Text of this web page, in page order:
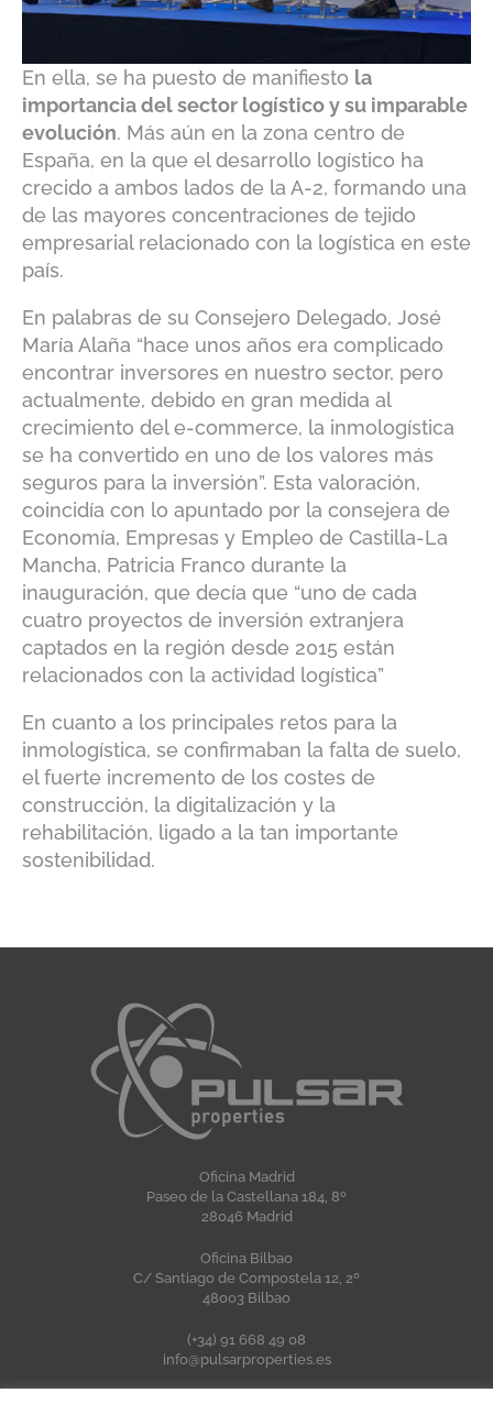
En ella, se ha puesto de manifiesto la
importancia del sector logístico y su imparable
evolución. Más aún en la zona centro de
España, en la que el desarrollo logístico ha
crecido a ambos lados de la A-2, formando una
de las mayores concentraciones de tejido
empresarial relacionado con la logística en este
país.
En palabras de su Consejero Delegado, José
María Alaña “hace unos años era complicado
encontrar inversores en nuestro sector, pero
actualmente, debido en gran medida al
crecimiento del e-commerce, la inmologística
se ha convertido en uno de los valores más
seguros para la inversión”. Esta valoración,
coincidía con lo apuntado por la consejera de
Economía, Empresas y Empleo de Castilla-La
Mancha, Patricia Franco durante la
inauguración, que decía que “uno de cada
cuatro proyectos de inversión extranjera
captados en la región desde 2015 están
relacionados con la actividad logística”
En cuanto a los principales retos para la
inmologística, se confirmaban la falta de suelo,
el fuerte incremento de los costes de
construcción, la digitalización y la
rehabilitación, ligado a la tan importante
sostenibilidad.
Oficina Madrid
Paseo de la Castellana 184, 8º
28046 Madrid
Oficina Bilbao
C/ Santiago de Compostela 12, 2º
48003 Bilbao
(+34) 91 668 49 08
info@pulsarproperties.es